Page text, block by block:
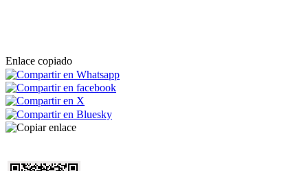
Enlace copiado